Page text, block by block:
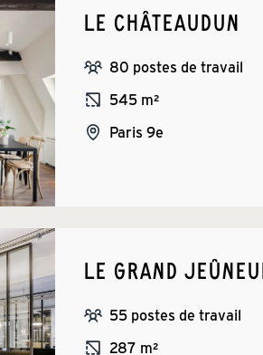
LE CHÂTEAUDUN
80 postes de travail
545 m²
Paris 9e
LE GRAND
55 postes de travail
287 m²